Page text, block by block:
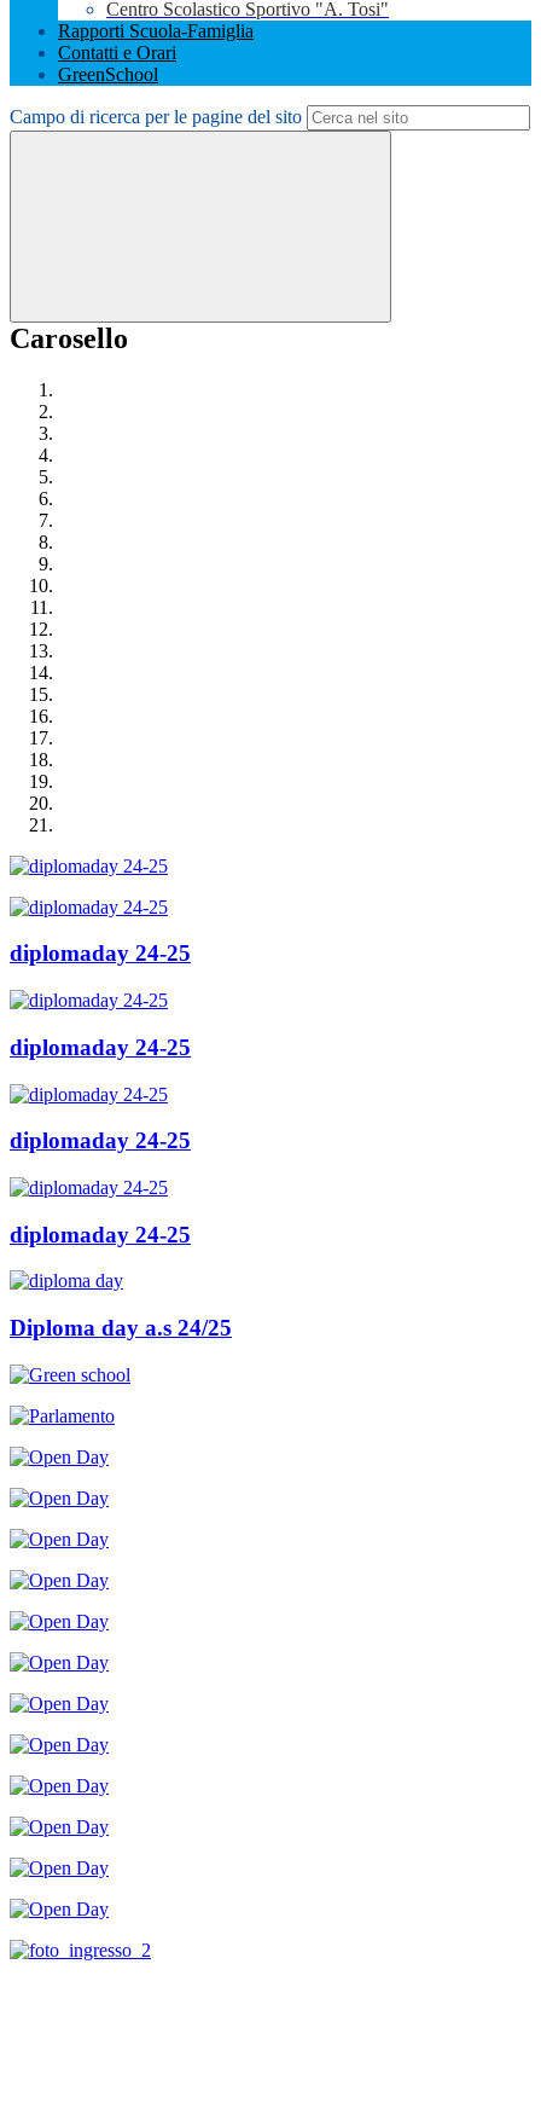
Centro Scolastico Sportivo "A. Tosi"
Rapporti Scuola-Famiglia
Contatti e Orari
GreenSchool
Campo di ricerca per le pagine del sito
Carosello
diplomaday 24-25
diplomaday 24-25
diplomaday 24-25
diplomaday 24-25
Diploma day a.s 24/25